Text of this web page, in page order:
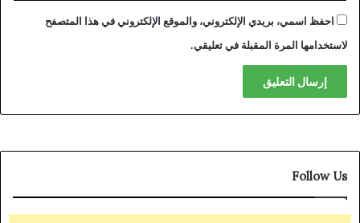
احفظ اسمي، بريدي الإلكتروني، والموقع الإلكتروني في هذا المتصفح
لاستخدامها المرة المقبلة في تعليقي.
Follow Us